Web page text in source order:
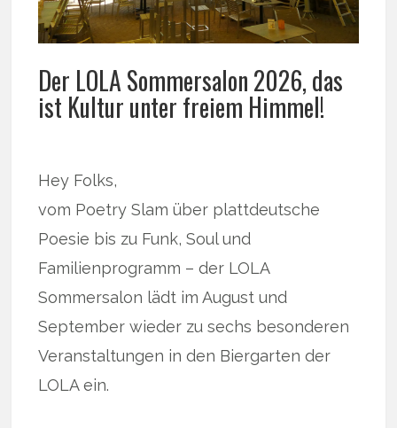
Der LOLA Sommersalon 2026, das
ist Kultur unter freiem Himmel!
Hey Folks,
vom Poetry Slam über plattdeutsche
Poesie bis zu Funk, Soul und
Familienprogramm – der LOLA
Sommersalon lädt im August und
September wieder zu sechs besonderen
Veranstaltungen in den Biergarten der
LOLA ein.